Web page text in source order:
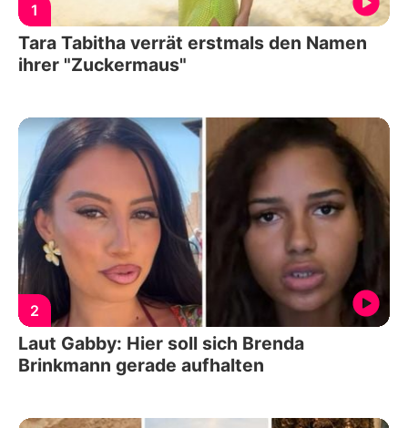
1
Tara Tabitha verrät erstmals den Namen
ihrer "Zuckermaus"
2
Laut Gabby: Hier soll sich Brenda
Brinkmann gerade aufhalten